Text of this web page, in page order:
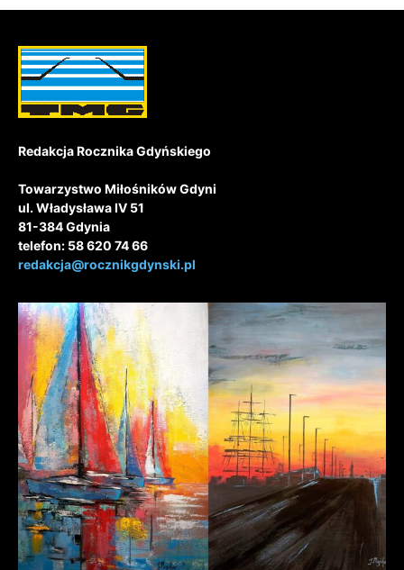
Redakcja Rocznika Gdyńskiego
Towarzystwo Miłośników Gdyni
ul. Władysława IV 51
81-384 Gdynia
telefon: 58 620 74 66
redakcja@rocznikgdynski.pl